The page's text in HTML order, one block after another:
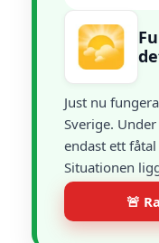
Just nu
Sverige.
endast ett
Situationen
🚨